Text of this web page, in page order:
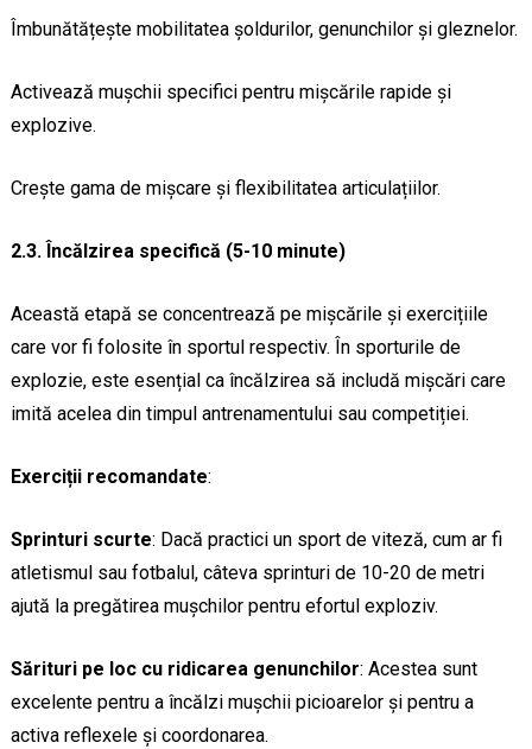
Îmbunătățește mobilitatea șoldurilor, genunchilor și gleznelor.
Activează mușchii specifici pentru mișcările rapide și
explozive.
Crește gama de mișcare și flexibilitatea articulațiilor.
2.3. Încălzirea specifică (5-10 minute)
Această etapă se concentrează pe mișcările și exercițiile
care vor fi folosite în sportul respectiv. În sporturile de
explozie, este esențial ca încălzirea să includă mișcări care
imită acelea din timpul antrenamentului sau competiției.
Exerciții recomandate:
Sprinturi scurte: Dacă practici un sport de viteză, cum ar fi
atletismul sau fotbalul, câteva sprinturi de 10-20 de metri
ajută la pregătirea mușchilor pentru efortul exploziv.
Sărituri pe loc cu ridicarea genunchilor: Acestea sunt
excelente pentru a încălzi mușchii picioarelor și pentru a
activa reflexele și coordonarea.